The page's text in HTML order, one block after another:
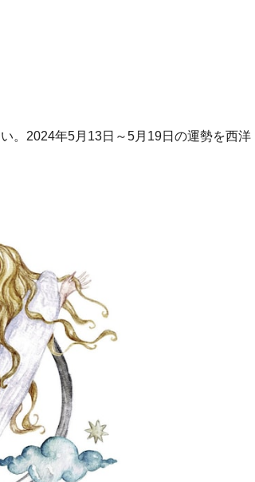
。2024年5月13日～5月19日の運勢を西洋